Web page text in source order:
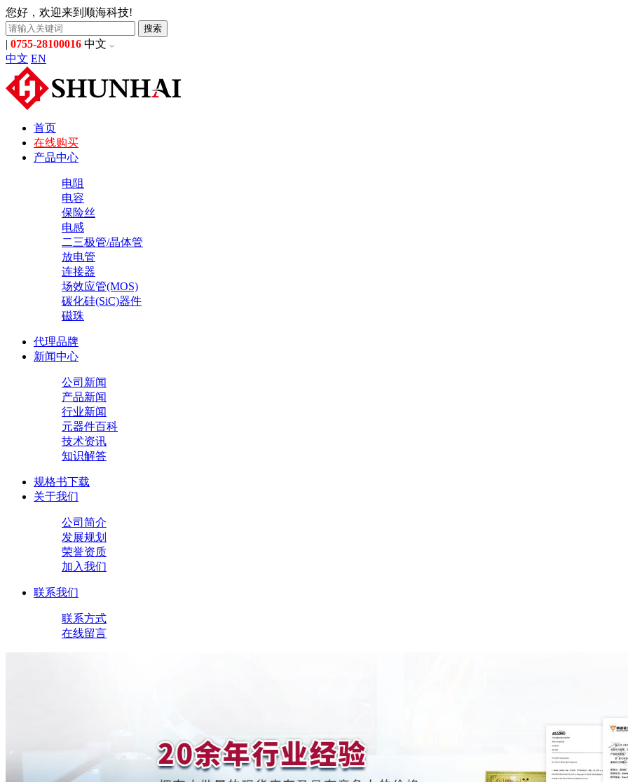
您好，欢迎来到顺海科技!
搜索
| 0755-28100016 中文
中文 EN
首页
在线购买
产品中心
电阻
电容
保险丝
电感
二三极管/晶体管
放电管
连接器
场效应管(MOS)
碳化硅(SiC)器件
磁珠
代理品牌
新闻中心
公司新闻
产品新闻
行业新闻
元器件百科
技术资讯
知识解答
规格书下载
关于我们
公司简介
发展规划
荣誉资质
加入我们
联系我们
联系方式
在线留言